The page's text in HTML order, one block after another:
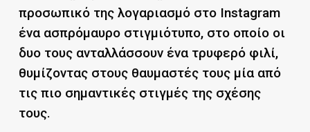
προσωπικό της λογαριασμό στο Instagram
ένα ασπρόμαυρο στιγμιότυπο, στο οποίο οι
δυο τους ανταλλάσσουν ένα τρυφερό φιλί,
θυμίζοντας στους θαυμαστές τους μία από
τις πιο σημαντικές στιγμές της σχέσης
τους.